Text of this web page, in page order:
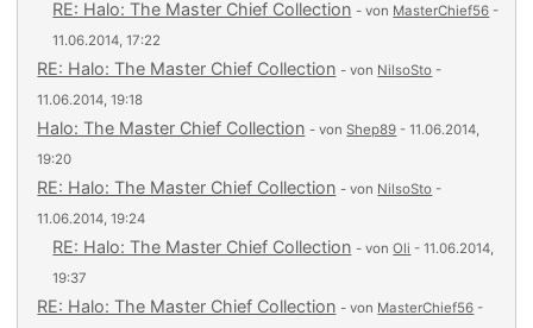
RE: Halo: The Master Chief Collection - von MasterChief56 -
11.06.2014, 17:22
RE: Halo: The Master Chief Collection - von NilsoSto -
11.06.2014, 19:18
Halo: The Master Chief Collection - vonShep89 - 11.06.2014,
19:20
RE: Halo: The Master Chief Collection - von NilsoSto -
11.06.2014, 19:24
RE: Halo: The Master Chief Collection - vonOli - 11.06.2014,
19:37
RE: Halo: The Master Chief Collection - von MasterChief56 -